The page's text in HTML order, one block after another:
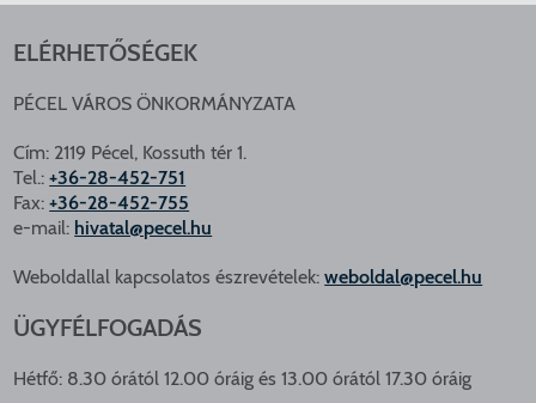
ELÉRHETŐSÉGEK
PÉCEL VÁROS ÖNKORMÁNYZATA
Cím: 2119 Pécel, Kossuth tér 1.
Tel.:+36-28-452-751
Fax:+36-28-452-755
e-mail: hivatal@pecel.hu
Weboldallal kapcsolatos észrevételek:weboldal@pecel.hu
ÜGYFÉLFOGADÁS
Hétfő: 8.30 órától 12.00 óráig és 13.00 órától 17.30 óráig